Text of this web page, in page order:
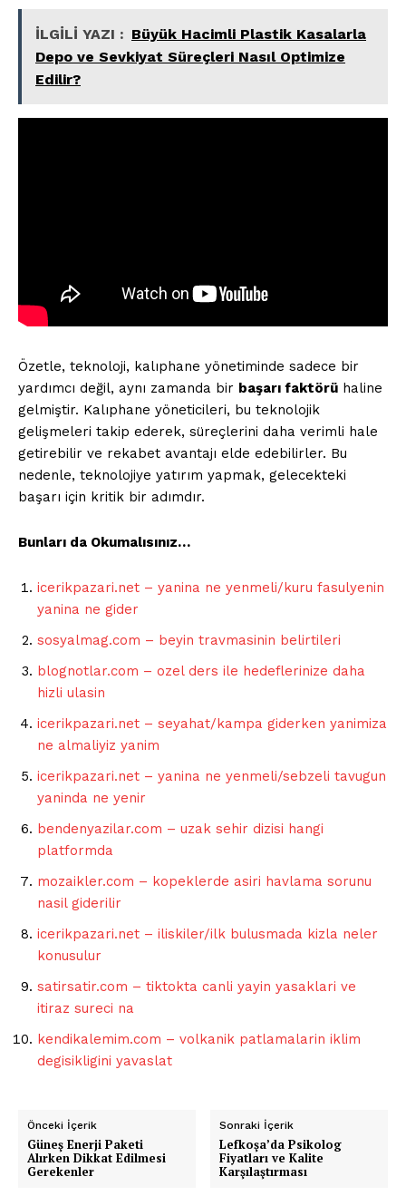
İLGİLİ YAZI : Büyük Hacimli Plastik Kasalarla
Depo ve Sevkiyat Süreçleri Nasıl Optimize
Edilir?
Özetle, teknoloji, kalıphane yönetiminde sadece bir
yardımcı değil, aynı zamanda bir başarı faktörü haline
gelmiştir. Kalıphane yöneticileri, bu teknolojik
gelişmeleri takip ederek, süreçlerini daha verimli hale
getirebilir ve rekabet avantajı elde edebilirler. Bu
nedenle, teknolojiye yatırım yapmak, gelecekteki
başarı için kritik bir adımdır.
Bunları da Okumalısınız…
icerikpazari.net – yanina ne yenmeli/kuru fasulyenin
yanina ne gider
sosyalmag.com – beyin travmasinin belirtileri
blognotlar.com – ozel ders ile hedeflerinize daha
hizli ulasin
icerikpazari.net – seyahat/kampa giderken yanimiza
ne almaliyiz yanim
icerikpazari.net – yanina ne yenmeli/sebzeli tavugun
yaninda ne yenir
bendenyazilar.com – uzak sehir dizisi hangi
platformda
mozaikler.com – kopeklerde asiri havlama sorunu
nasil giderilir
icerikpazari.net – iliskiler/ilk bulusmada kizla neler
konusulur
satirsatir.com – tiktokta canli yayin yasaklari ve
itiraz sureci na
kendikalemim.com – volkanik patlamalarin iklim
degisikligini yavaslat
Önceki İçerik
Güneş Enerji Paketi
Alırken Dikkat Edilmesi
Gerekenler
Sonraki İçerik
Lefkoşa’da Psikolog
Fiyatları ve Kalite
Karşılaştırması